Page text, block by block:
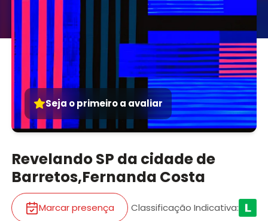
Seja o primeiro a avaliar
Revelando SP da cidade de
Barretos,Fernanda Costa
Marcar presença Classificação Indicativa: